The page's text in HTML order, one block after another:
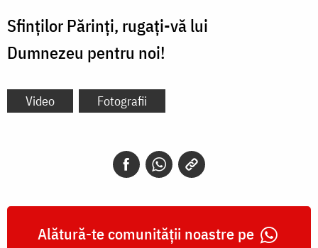
Sfinților Părinți, rugați-vă lui
Dumnezeu pentru noi!
Video Fotografii
Alătură-te comunității noastre pe